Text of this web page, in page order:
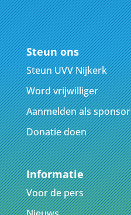
Steun ons
Steun UVV Nijkerk
Word vrijwilliger
Aanmelden als sponsor
Donatie doen
Informatie
Voor de pers